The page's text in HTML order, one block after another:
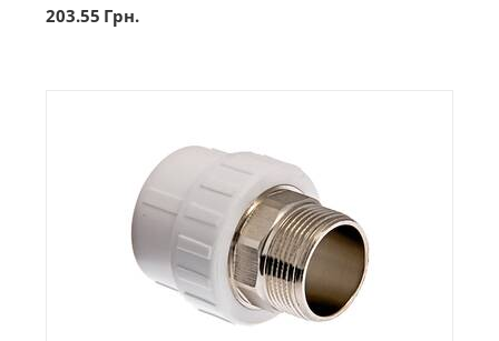
203.55 Грн.